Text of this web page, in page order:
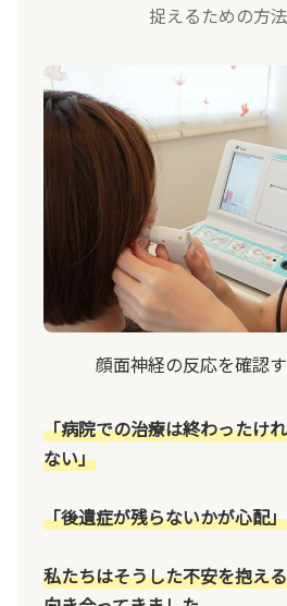
捉えるための方法
顔面神経の反応を確認
「病院での治療は終わったけ
ない」
「後遺症が残らないかが心配」
私たちはそうした不安を抱え